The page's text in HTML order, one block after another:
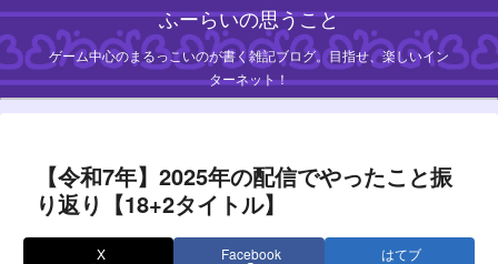
ふーらいの思うこと
ゲーム中心のまるっこいのが書く雑記ブログ。目指せ、楽しいイン
ターネット！
【令和7年】2025年の配信でやったこと振
り返り【18+2タイトル】
X Facebook はてブ